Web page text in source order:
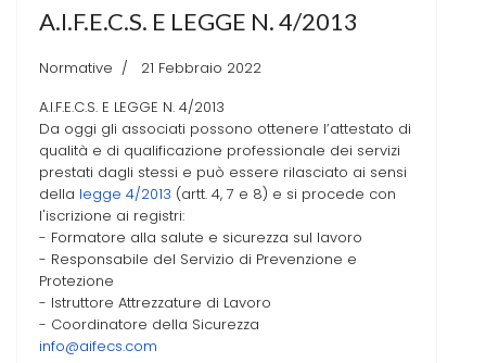
A.I.F.E.C.S. E LEGGE N. 4/2013
Normative
21 Febbraio 2022
A.I.F.E.C.S. E LEGGE N. 4/2013
Da oggi gli associati possono ottenere l’attestato di
qualità e di qualificazione professionale dei servizi
prestati dagli stessi e può essere rilasciato ai sensi
della legge 4/2013 (artt. 4, 7 e 8) e si procede con
l'iscrizione ai registri:
- Formatore alla salute e sicurezza sul lavoro
- Responsabile del Servizio di Prevenzione e
Protezione
- Istruttore Attrezzature di Lavoro
- Coordinatore della Sicurezza
info@aifecs.com